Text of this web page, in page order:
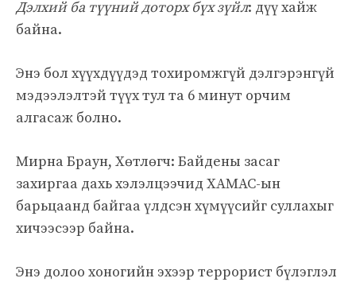
Дэлхий ба түүний доторх бүх зүйл: дүү хайж
байна.
Энэ бол хүүхдүүдэд тохиромжгүй дэлгэрэнгүй
мэдээлэлтэй түүх тул та 6 минут орчим
алгасаж болно.
Мирна Браун, Хөтлөгч: Байдены засаг
захиргаа дахь хэлэлцээчид ХАМАС-ын
барьцаанд байгаа үлдсэн хүмүүсийг суллахыг
хичээсээр байна.
Энэ долоо хоногийн эхээр террорист бүлэглэл